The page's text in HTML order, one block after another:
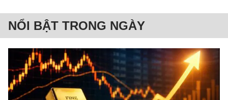
NỔI BẬT TRONG NGÀY